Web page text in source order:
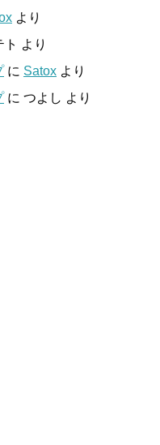
より
ト より
に Satox より
に つよし より